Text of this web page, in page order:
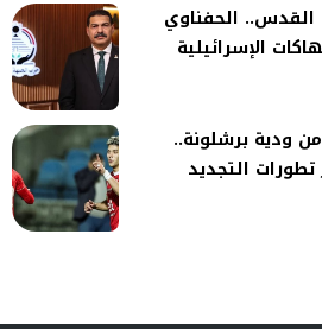
القدس.. الحفناوي
الإسرائيلية
ودية برشلونة..
التجديد